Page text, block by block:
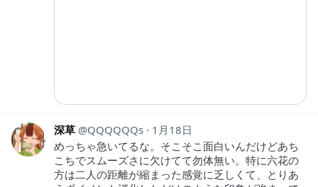
深草 QQQQQQs
1月18日
めっちゃ急いてるな。そこそこ面白いんだけどあち
こちでスムーズさに欠けてて勿体無い。特に六花の
方は二人の距離が縮まった感覚に乏しくて、とりあ